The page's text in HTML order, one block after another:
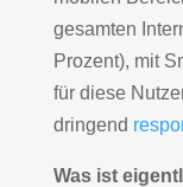
gesamten
Prozent), mit
für diese
dringend
Was ist